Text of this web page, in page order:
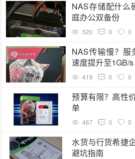
NAS存储配什么
庭办公双备份
520 0 0
NAS传输慢？服
速度提升至1GB/s
419 0 0
预算有限？高性
单
467 0 0
水货与行货希捷
避坑指南